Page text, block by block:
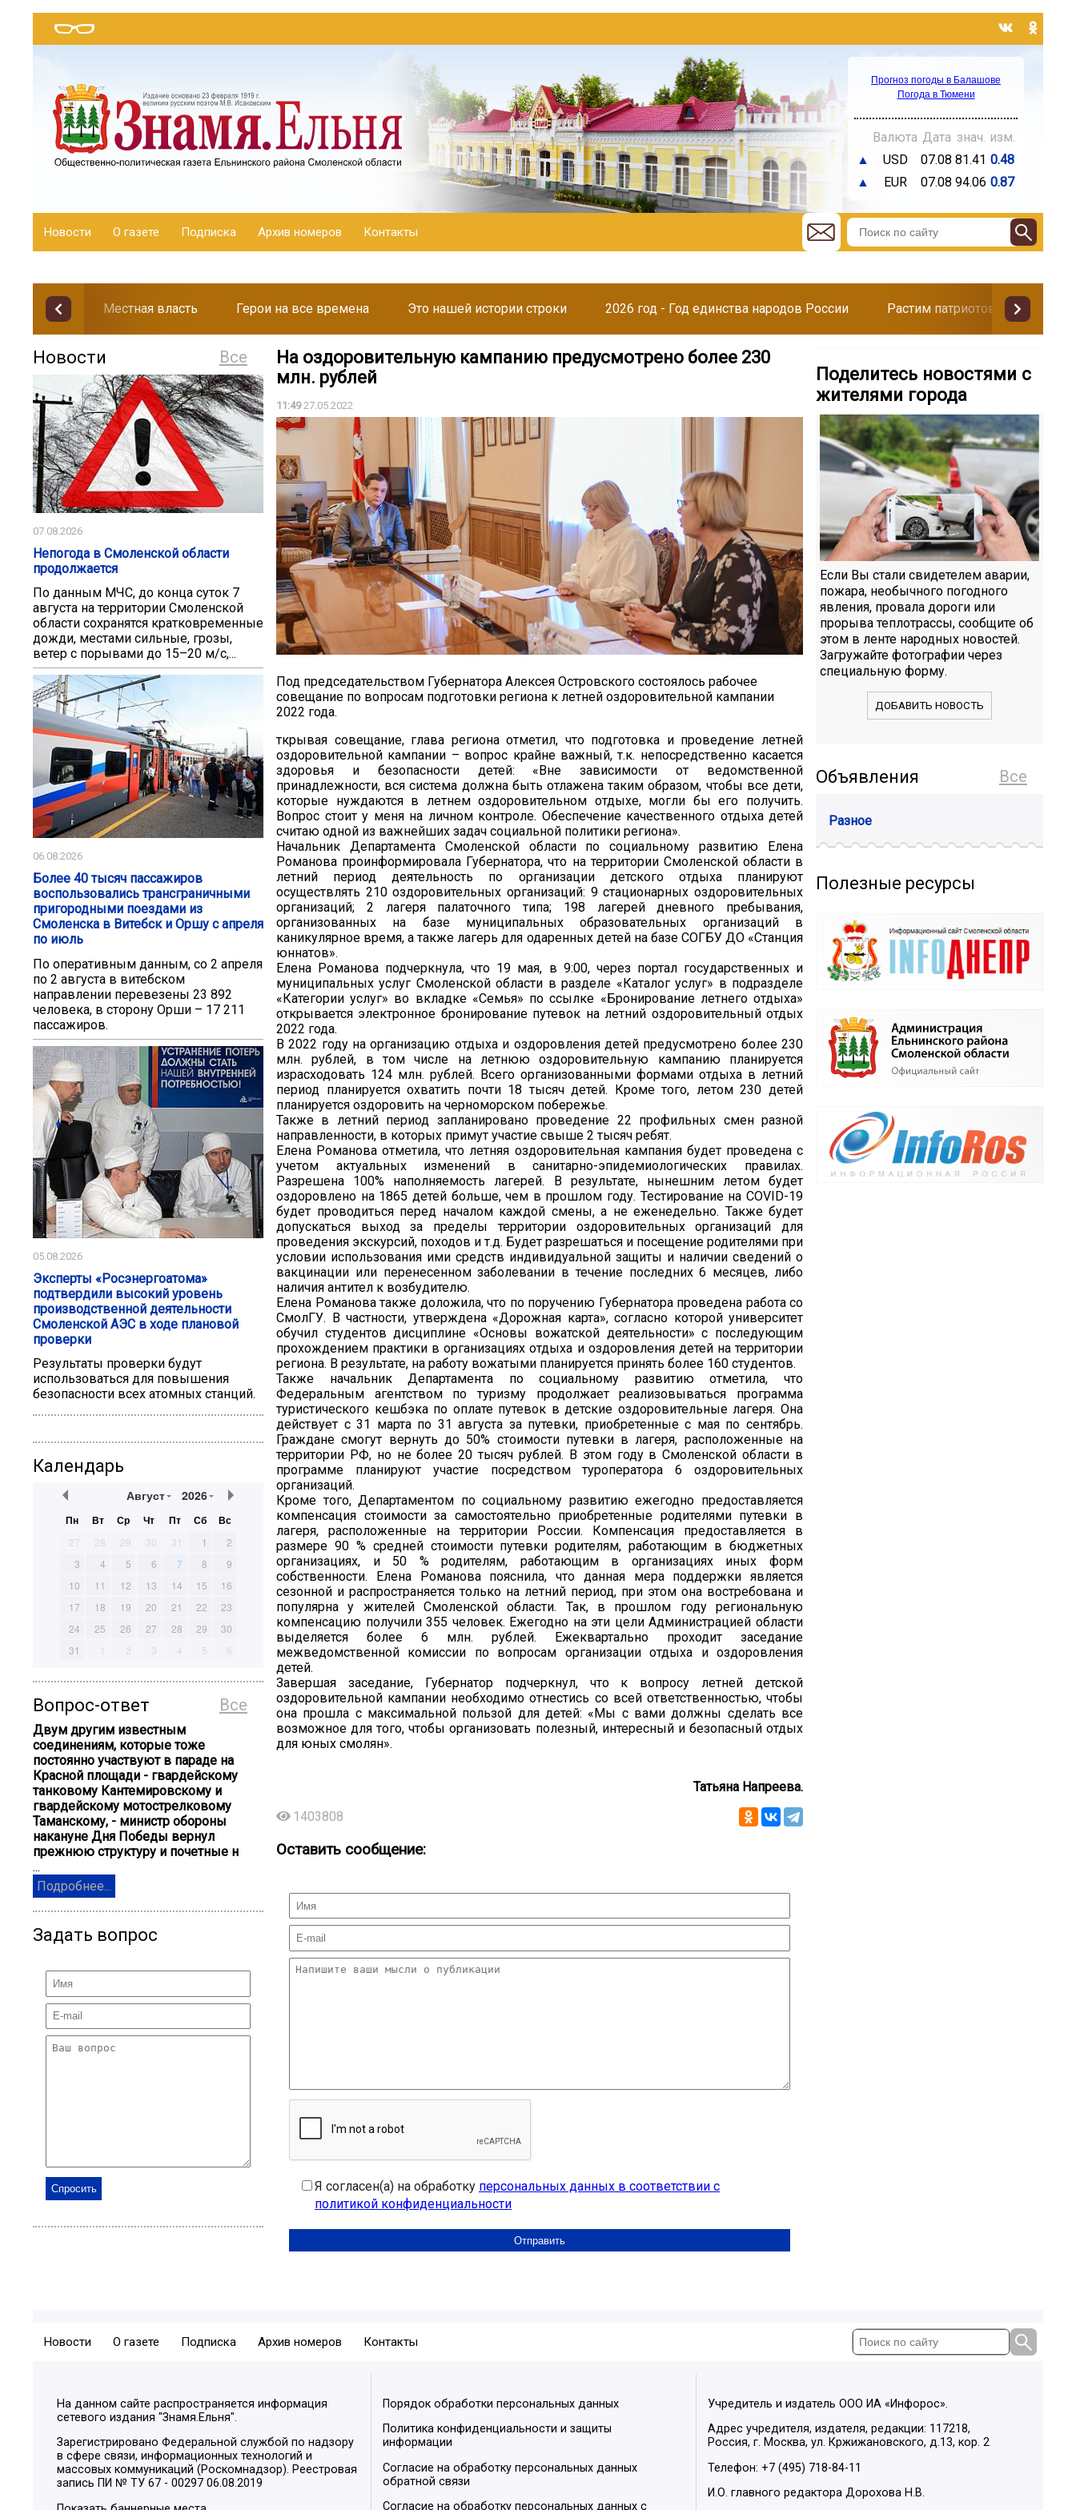
Прогноз погоды в Балашове
Погода в Тюмени
Валюта Дата знач. изм.
▲
USD 07.08 81.41 0.48
▲
EUR 07.08 94.06 0.87
Новости О газете Подписка Архив номеров Контакты
Местная власть Герои на все времена Это нашей истории строки 2026 год - Год единства народов России Растим патриотов
Все
Новости
07.08.2026
Непогода в Смоленской области
продолжается
По данным МЧС, до конца суток 7
августа на территории Смоленской
области сохранятся кратковременные
дожди, местами сильные, грозы,
ветер с порывами до 15–20 м/с,...
06.08.2026
Более 40 тысяч пассажиров
воспользовались трансграничными
пригородными поездами из
Смоленска в Витебск и Оршу с апреля
по июль
По оперативным данным, со 2 апреля
по 2 августа в витебском
направлении перевезены 23 892
человека, в сторону Орши – 17 211
пассажиров.
05.08.2026
Эксперты «Росэнергоатома»
подтвердили высокий уровень
производственной деятельности
Смоленской АЭС в ходе плановой
проверки
Результаты проверки будут
использоваться для повышения
безопасности всех атомных станций.
Календарь
Август 2026
Пн Вт Ср Чт Пт Сб Вс
27 28 29 30 31 1
2
3
4 5 6 7 8
9
10
11 12 13 14 15
16
17
18 19 20 21 22
23
24
25 26 27 28 29
30
31
1 2 3 4 5 6
Все
Вопрос-ответ
Двум другим известным
соединениям, которые тоже
постоянно участвуют в параде на
Красной площади - гвардейскому
танковому Кантемировскому и
гвардейскому мотострелковому
Таманскому, - министр обороны
накануне Дня Победы вернул
прежнюю структуру и почетные н
...
Подробнее...
Задать вопрос
На оздоровительную кампанию предусмотрено более 230
млн. рублей
11:4927.05.2022
Под председательством Губернатора Алексея Островского состоялось рабочее
совещание по вопросам подготовки региона к летней оздоровительной кампании
2022 года.
ткрывая совещание, глава региона отметил, что подготовка и проведение летней
оздоровительной кампании – вопрос крайне важный, т.к. непосредственно касается
здоровья и безопасности детей: «Вне зависимости от ведомственной
принадлежности, вся система должна быть отлажена таким образом, чтобы все дети,
которые нуждаются в летнем оздоровительном отдыхе, могли бы его получить.
Вопрос стоит у меня на личном контроле. Обеспечение качественного отдыха детей
считаю одной из важнейших задач социальной политики региона».
Начальник Департамента Смоленской области по социальному развитию Елена
Романова проинформировала Губернатора, что на территории Смоленской области в
летний период деятельность по организации детского отдыха планируют
осуществлять 210 оздоровительных организаций: 9 стационарных оздоровительных
организаций; 2 лагеря палаточного типа; 198 лагерей дневного пребывания,
организованных на базе муниципальных образовательных организаций в
каникулярное время, а также лагерь для одаренных детей на базе СОГБУ ДО «Станция
юннатов».
Елена Романова подчеркнула, что 19 мая, в 9:00, через портал государственных и
муниципальных услуг Смоленской области в разделе «Каталог услуг» в подразделе
«Категории услуг» во вкладке «Семья» по ссылке «Бронирование летнего отдыха»
открывается электронное бронирование путевок на летний оздоровительный отдых
2022 года.
В 2022 году на организацию отдыха и оздоровления детей предусмотрено более 230
млн. рублей, в том числе на летнюю оздоровительную кампанию планируется
израсходовать 124 млн. рублей. Всего организованными формами отдыха в летний
период планируется охватить почти 18 тысяч детей. Кроме того, летом 230 детей
планируется оздоровить на черноморском побережье.
Также в летний период запланировано проведение 22 профильных смен разной
направленности, в которых примут участие свыше 2 тысяч ребят.
Елена Романова отметила, что летняя оздоровительная кампания будет проведена с
учетом актуальных изменений в санитарно-эпидемиологических правилах.
Разрешена 100% наполняемость лагерей. В результате, нынешним летом будет
оздоровлено на 1865 детей больше, чем в прошлом году. Тестирование на COVID-19
будет проводиться перед началом каждой смены, а не еженедельно. Также будет
допускаться выход за пределы территории оздоровительных организаций для
проведения экскурсий, походов и т.д. Будет разрешаться и посещение родителями при
условии использования ими средств индивидуальной защиты и наличии сведений о
вакцинации или перенесенном заболевании в течение последних 6 месяцев, либо
наличия антител к возбудителю.
Елена Романова также доложила, что по поручению Губернатора проведена работа со
СмолГУ. В частности, утверждена «Дорожная карта», согласно которой университет
обучил студентов дисциплине «Основы вожатской деятельности» с последующим
прохождением практики в организациях отдыха и оздоровления детей на территории
региона. В результате, на работу вожатыми планируется принять более 160 студентов.
Также начальник Департамента по социальному развитию отметила, что
Федеральным агентством по туризму продолжает реализовываться программа
туристического кешбэка по оплате путевок в детские оздоровительные лагеря. Она
действует с 31 марта по 31 августа за путевки, приобретенные с мая по сентябрь.
Граждане смогут вернуть до 50% стоимости путевки в лагеря, расположенные на
территории РФ, но не более 20 тысяч рублей. В этом году в Смоленской области в
программе планируют участие посредством туроператора 6 оздоровительных
организаций.
Кроме того, Департаментом по социальному развитию ежегодно предоставляется
компенсация стоимости за самостоятельно приобретенные родителями путевки в
лагеря, расположенные на территории России. Компенсация предоставляется в
размере 90 % средней стоимости путевки родителям, работающим в бюджетных
организациях, и 50 % родителям, работающим в организациях иных форм
собственности. Елена Романова пояснила, что данная мера поддержки является
сезонной и распространяется только на летний период, при этом она востребована и
популярна у жителей Смоленской области. Так, в прошлом году региональную
компенсацию получили 355 человек. Ежегодно на эти цели Администрацией области
выделяется более 6 млн. рублей. Ежеквартально проходит заседание
межведомственной комиссии по вопросам организации отдыха и оздоровления
детей.
Завершая заседание, Губернатор подчеркнул, что к вопросу летней детской
оздоровительной кампании необходимо отнестись со всей ответственностью, чтобы
она прошла с максимальной пользой для детей: «Мы с вами должны сделать все
возможное для того, чтобы организовать полезный, интересный и безопасный отдых
для юных смолян».
Татьяна Напреева.
1403808
Оставить сообщение:
Я согласен(а) на обработку персональных данных в соответствии с
политикой конфиденциальности
Поделитесь новостями с
жителями города
Если Вы стали свидетелем аварии,
пожара, необычного погодного
явления, провала дороги или
прорыва теплотрассы, сообщите об
этом в ленте народных новостей.
Загружайте фотографии через
специальную форму.
ДОБАВИТЬ НОВОСТЬ
Все
Объявления
Разное
Полезные ресурсы
Новости О газете Подписка Архив номеров Контакты
На данном сайте распространяется информация
сетевого издания "Знамя.Ельня".
Зарегистрировано Федеральной службой по надзору
в сфере связи, информационных технологий и
массовых коммуникаций (Роскомнадзор). Реестровая
запись ПИ № ТУ 67 - 00297 06.08.2019
Порядок обработки персональных данных
Политика конфиденциальности и защиты
информации
Согласие на обработку персональных данных
обратной связи
Согласие на обработку персональных данных с
Учредитель и издатель ООО ИА «Инфорос».
Адрес учредителя, издателя, редакции: 117218,
Россия, г. Москва, ул. Кржижановского, д.13, кор. 2
Телефон: +7 (495) 718-84-11
И.О. главного редактора Дорохова Н.В.